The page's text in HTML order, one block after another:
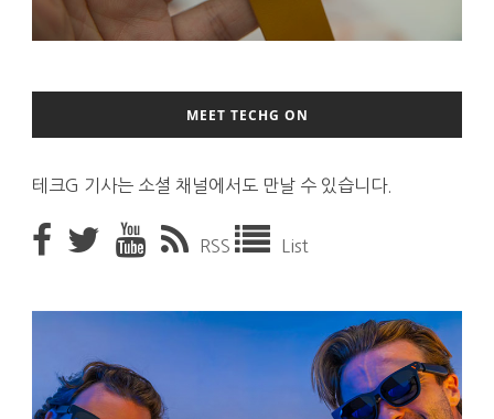
MEET TECHG ON
테크G 기사는 소셜 채널에서도 만날 수 있습니다.
RSS List